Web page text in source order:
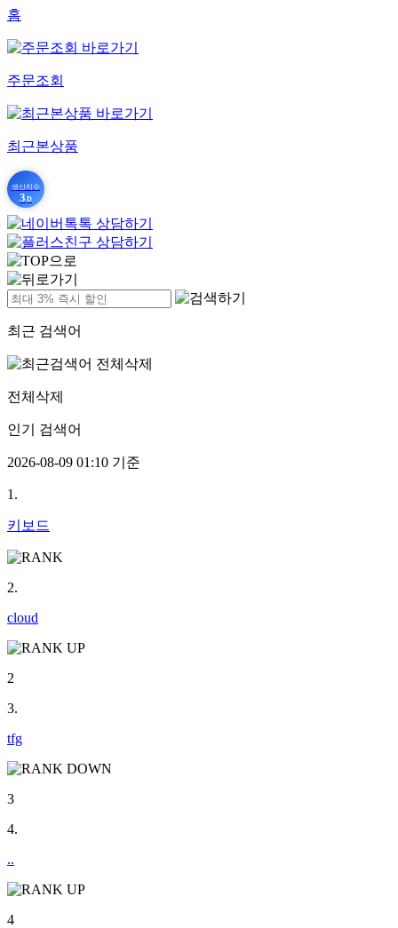
홈
주문조회
최근본상품
생산지수
3 D
최근 검색어
전체삭제
인기 검색어
2026-08-09 01:10 기준
1.
키보드
2.
cloud
2
3.
tfg
3
4.
..
4